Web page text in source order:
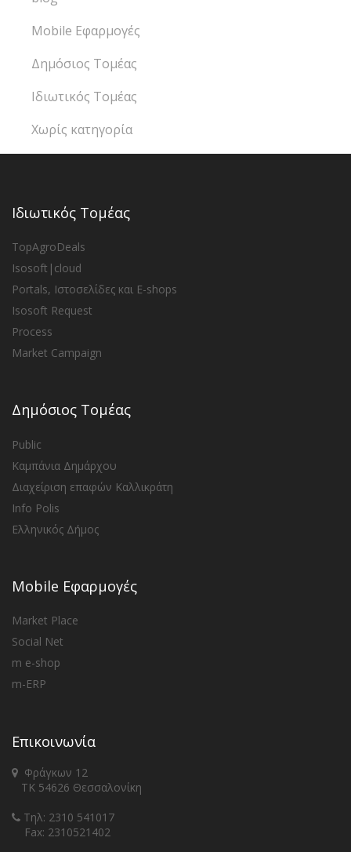
Mobile Εφαρμογές
Δημόσιος Τομέας
Ιδιωτικός Τομέας
Χωρίς κατηγορία
Ιδιωτικός Τομέας
TopAgroDeals
Isosoft|cloud
Portals, Ιστοσελίδες και E-shops
Isosoft Request
Process
Market Campaign
Δημόσιος Τομέας
Public
Καμπάνια Δημάρχου
Διαχείριση επαφών Καλλικράτη
Info Polis
Ελληνικός Δήμος
Mobile Εφαρμογές
Market Place
Social Net
m e-shop
m-ERP
Επικοινωνία
Φράγκων 12
ΤΚ 54626 Θεσσαλονίκη
Τηλ: 2310 541017
Fax: 2310521402